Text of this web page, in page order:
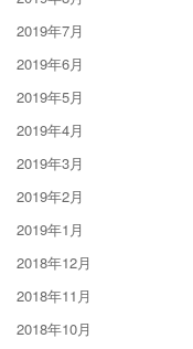
2019年7月
2019年6月
2019年5月
2019年4月
2019年3月
2019年2月
2019年1月
2018年12月
2018年11月
2018年10月